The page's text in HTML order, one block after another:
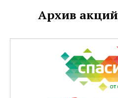
Архив акций